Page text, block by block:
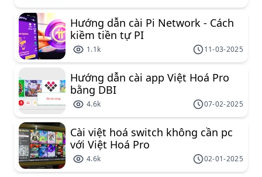
Hướng dẫn cài Pi Network - Cách
kiềm tiền tự PI
1.1k 11-03-2025
Hướng dẫn cài app Việt Hoá Pro
bằng DBI
4.6k 07-02-2025
Cài việt hoá switch không cần pc
với Việt Hoá Pro
4.6k 02-01-2025